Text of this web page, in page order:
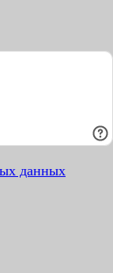
данных